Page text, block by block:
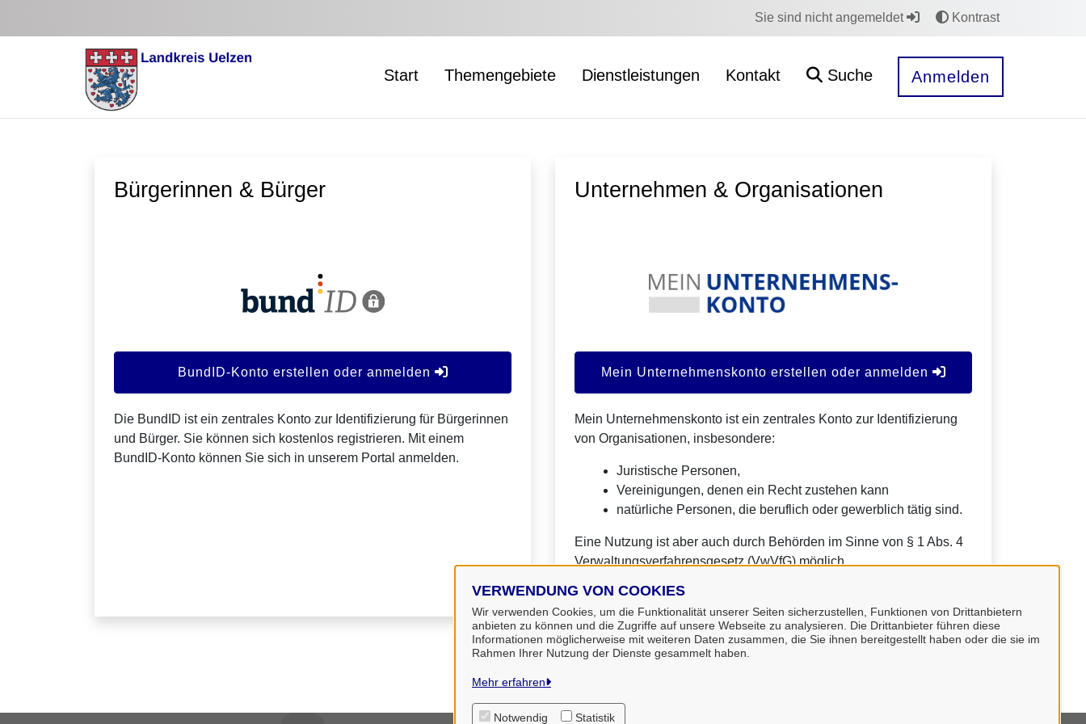
VERWENDUNG VON COOKIES
Wir verwenden Cookies, um die Funktionalität unserer Seiten sicherzustellen, Funktionen von Drittanbietern
anbieten zu können und die Zugriffe auf unsere Webseite zu analysieren. Die Drittanbieter führen diese
Informationen möglicherweise mit weiteren Daten zusammen, die Sie ihnen bereitgestellt haben oder die sie im
Rahmen Ihrer Nutzung der Dienste gesammelt haben.
Mehr erfahren
Notwendig Statistik
Sie sind nicht angemeldet Kontrast
Start Themengebiete Dienstleistungen Kontakt Suche Anmelden
Bürgerinnen & Bürger
BundID-Konto erstellen oder anmelden
Die BundID ist ein zentrales Konto zur Identifizierung für Bürgerinnen
und Bürger. Sie können sich kostenlos registrieren. Mit einem
BundID-Konto können Sie sich in unserem Portal anmelden.
Unternehmen & Organisationen
Mein Unternehmenskonto erstellen oder anmelden
Mein Unternehmenskonto ist ein zentrales Konto zur Identifizierung
von Organisationen, insbesondere:
Juristische Personen,
Vereinigungen, denen ein Recht zustehen kann
natürliche Personen, die beruflich oder gewerblich tätig sind.
Eine Nutzung ist aber auch durch Behörden im Sinne von § 1 Abs. 4
Verwaltungsverfahrensgesetz (VwVfG) möglich.